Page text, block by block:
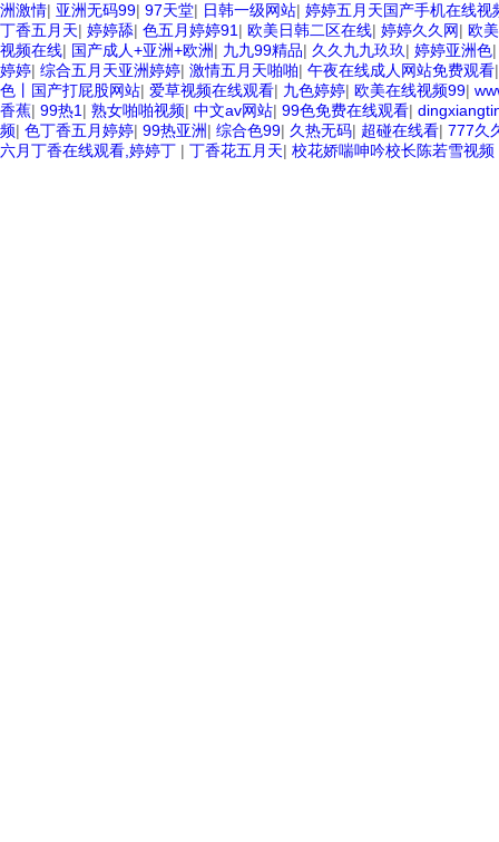
洲激情| 亚洲无码99| 97天堂| 日韩一级网站| 婷婷五月天国产手机在线视
丁香五月天| 婷婷舔| 色五月婷婷91 | 欧美日韩二区在线| 婷婷久久网| 欧
视频在线| 国产成人+亚洲+欧洲| 九九99精品| 久久九九玖玖| 婷婷亚洲色
婷婷| 综合五月天亚洲婷婷| 激情五月天啪啪| 午夜在线成人网站免费观看
色丨国产打屁股网站| 爱草视频在线观看| 九色婷婷| 欧美在线视频99|
香蕉| 99热1 | 熟女啪啪视频| 中文av网站| 99色免费在线观看|
频| 色丁香五月婷婷| 99热亚洲| 综合色99| 久热无码| 超碰在线看| 777久
六月丁香在线观看,婷婷丁 | 丁香花五月天| 校花娇喘呻吟校长陈若雪视频